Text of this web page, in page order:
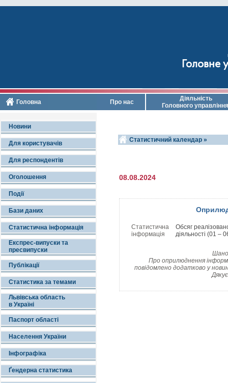
Головне
Головна Про нас
Діяльність
Головного управління
Новини
Для користувачів
Для респондентів
Оголошення
Події
Бази даних
Статистична інформація
Експрес-випуски та
пресвипуски
Публікації
Статистика за темами
Львівська область
в Україні
Паспорт області
Населення України
Інфографіка
Ґендерна статистика
Статистичний календар »
08.08.2024
Статистична
інформація
Обсяг
діяльності (01 –
Про оприлюднення
повідомлено додатково у